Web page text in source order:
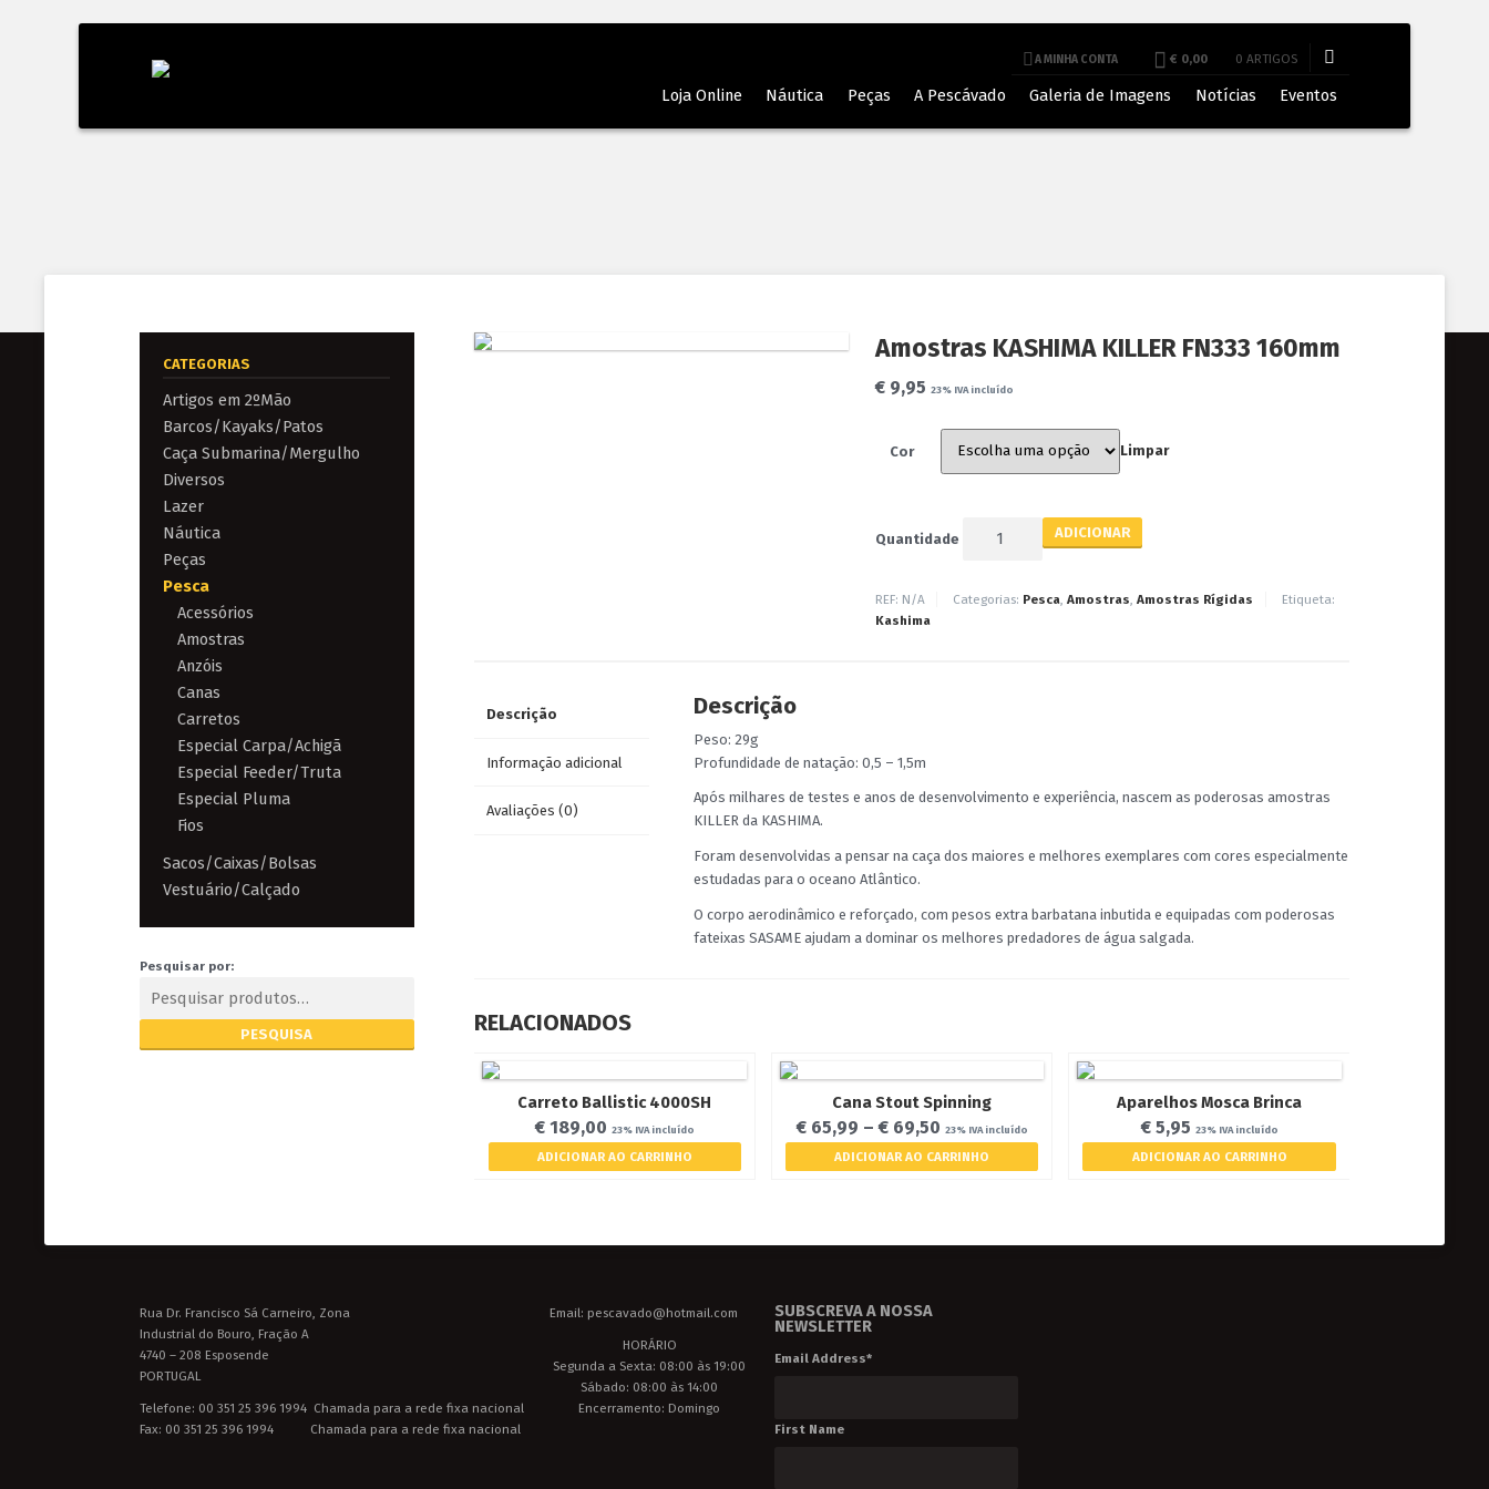
A MINHA CONTA € 0,00 0 ARTIGOS
Loja Online Náutica Peças A Pescávado Galeria de Imagens Notícias Eventos
Amostras KASHIMA KILLER FN333 160mm
€9,95 23% IVA incluído
Cor Limpar
Quantidade ADICIONAR
REF: N/A Categorias: Pesca ,Amostras ,Amostras Rígidas
Etiqueta:
Kashima
Descrição
Informação adicional
Avaliações (0)
Descrição
Peso: 29g
Profundidade de natação: 0,5 – 1,5m
Após milhares de testes e anos de desenvolvimento e experiência, nascem as poderosas amostras
KILLER da KASHIMA.
Foram desenvolvidas a pensar na caça dos maiores e melhores exemplares com cores especialmente
estudadas para o oceano Atlântico.
O corpo aerodinâmico e reforçado, com pesos extra barbatana inbutida e equipadas com poderosas
fateixas SASAME ajudam a dominar os melhores predadores de água salgada.
RELACIONADOS
Carreto Ballistic 4000SH
€189,00 23% IVA incluído
ADICIONAR AO CARRINHO
Cana Stout Spinning
€65,99 –€69,50 23% IVA incluído
ADICIONAR AO CARRINHO
Aparelhos Mosca Brinca
€5,95 23% IVA incluído
ADICIONAR AO CARRINHO
CATEGORIAS
Artigos em 2ºMão
Barcos/Kayaks/Patos
Caça Submarina/Mergulho
Diversos
Lazer
Náutica
Peças
Pesca
Acessórios
Amostras
Anzóis
Canas
Carretos
Especial Carpa/Achigã
Especial Feeder/Truta
Especial Pluma
Fios
Sacos/Caixas/Bolsas
Vestuário/Calçado
Pesquisar por:
Rua Dr. Francisco Sá Carneiro, Zona
Industrial do Bouro, Fração A
4740 – 208 Esposende
PORTUGAL
Telefone: 00 351 25 396 1994 Chamada para a rede fixa nacional
Fax: 00 351 25 396 1994 Chamada para a rede fixa nacional
Email: pescavado@hotmail.com
HORÁRIO
Segunda a Sexta: 08:00 às 19:00
Sábado: 08:00 às 14:00
Encerramento: Domingo
SUBSCREVA A NOSSA
NEWSLETTER
Email Address*
First Name